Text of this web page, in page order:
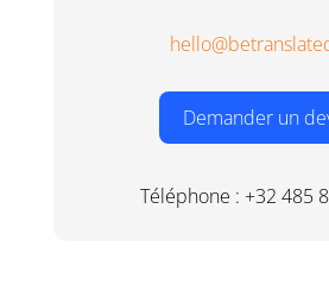
Demander un
Téléphone : +32 485